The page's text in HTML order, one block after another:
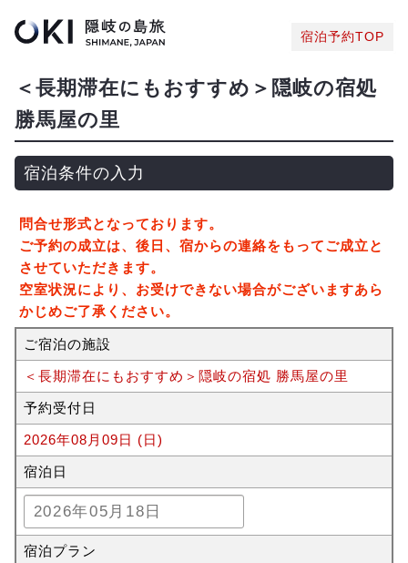
宿泊予約TOP
＜長期滞在にもおすすめ＞隠岐の宿処
勝馬屋の里
宿泊条件の入力
問合せ形式となっております。
ご予約の成立は、後日、宿からの連絡をもってご成立と
させていただきます。
空室状況により、お受けできない場合がございますあら
かじめご了承ください。
ご宿泊の施設
＜長期滞在にもおすすめ＞隠岐の宿処 勝馬屋の里
予約受付日
2026年08月09日 (日)
宿泊日
宿泊プラン